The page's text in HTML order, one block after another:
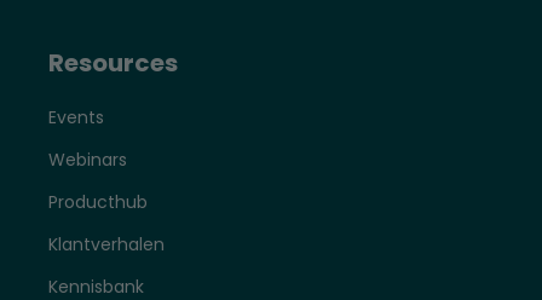
Resources
Events
Webinars
Producthub
Klantverhalen
Kennisbank